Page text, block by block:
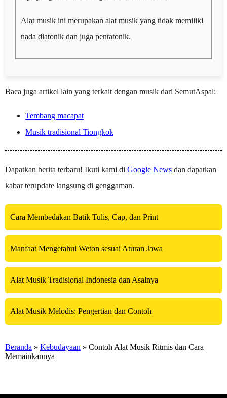
Alat musik ini merupakan alat musik yang tidak memiliki
nada diatonik dan juga pentatonik.
Baca juga artikel lain yang terkait dengan musik dari SemutAspal:
Tembang macapat
Musik tradisional Tiongkok
Dapatkan berita terbaru! Ikuti kami di Google News dan dapatkan
kabar terupdate langsung di genggaman.
Cara Membedakan Batik Tulis, Cap, dan Print
Manfaat Mengetahui Weton sesuai Aturan Jawa
Alat Musik Tradisional Indonesia dan Asalnya
Alat Musik Melodis: Pengertian dan Contoh
Beranda » Kebudayaan » Contoh Alat Musik Ritmis dan Cara
Memainkannya